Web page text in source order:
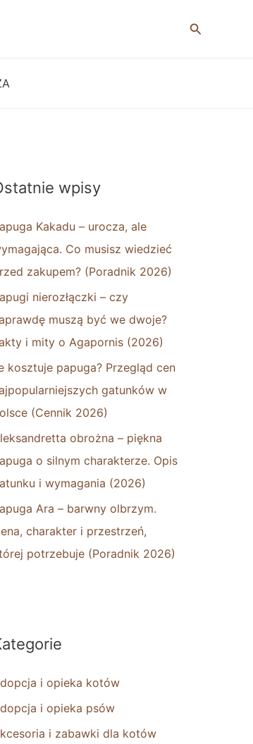
Szukaj
wpisy
Kakadu – urocza, ale
Co musisz wiedzieć
zakupem? (Poradnik 2026)
nierozłączki – czy
muszą być we dwoje?
i mity o Agapornis (2026)
kosztuje papuga? Przegląd cen
gatunków w
(Cennik 2026)
obrożna – piękna
o silnym charakterze. Opis
i wymagania (2026)
Ara – barwny olbrzym.
charakter i przestrzeń,
potrzebuje (Poradnik 2026)
i opieka kotów
i opieka psów
i zabawki dla kotów